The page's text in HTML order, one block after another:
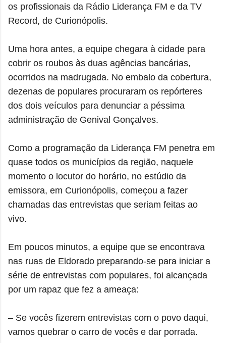
os profissionais da Rádio Liderança FM e da TV
Record, de Curionópolis.
Uma hora antes, a equipe chegara à cidade para
cobrir os roubos às duas agências bancárias,
ocorridos na madrugada. No embalo da cobertura,
dezenas de populares procuraram os repórteres
dos dois veículos para denunciar a péssima
administração de Genival Gonçalves.
Como a programação da Liderança FM penetra em
quase todos os municípios da região, naquele
momento o locutor do horário, no estúdio da
emissora, em Curionópolis, começou a fazer
chamadas das entrevistas que seriam feitas ao
vivo.
Em poucos minutos, a equipe que se encontrava
nas ruas de Eldorado preparando-se para iniciar a
série de entrevistas com populares, foi alcançada
por um rapaz que fez a ameaça:
– Se vocês fizerem entrevistas com o povo daqui,
vamos quebrar o carro de vocês e dar porrada.